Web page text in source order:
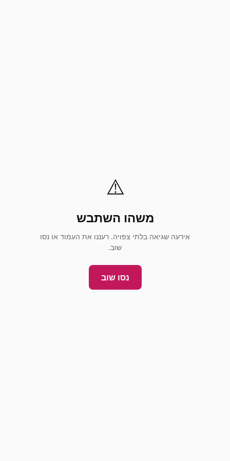
⚠️
משהו השתבש
אירעה שגיאה בלתי צפויה. רעננו את העמוד או נסו
שוב.
נסו שוב